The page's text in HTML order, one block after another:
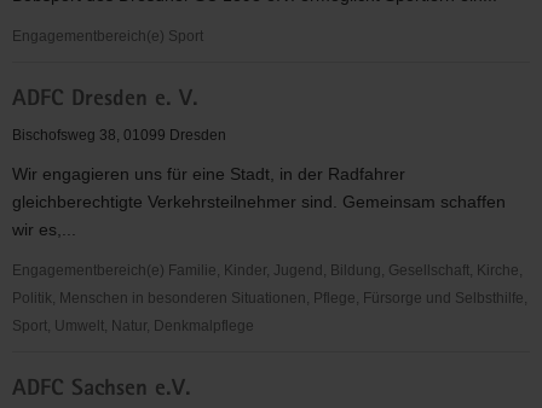
Dresden
e.V.
Engagementbereich(e) Sport
Rennrodel,
Skeleton
Bobsport
des
Dresdner
SC
1898
e.V.
ADFC Dresden e. V.
Bischofsweg 38, 01099 Dresden
Wir engagieren uns für eine Stadt, in der Radfahrer
gleichberechtigte Verkehrsteilnehmer sind. Gemeinsam schaffen
wir es,...
Engagementbereich(e) Familie, Kinder, Jugend, Bildung, Gesellschaft, Kirche,
Politik, Menschen in besonderen Situationen, Pflege, Fürsorge und Selbsthilfe,
Sport, Umwelt, Natur, Denkmalpflege
Dresden
ADFC Sachsen e.V.